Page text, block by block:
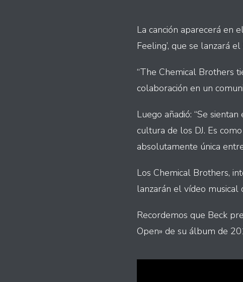
La canción aparecerá en
Feeling’, que se lanzará
“The Chemical Brothers
colaboración en un
Luego añadió: “Se
cultura de los DJ. Es
absolutamente única
Los Chemical Brothers,
lanzarán el vídeo musical
Recordemos que Beck
Open» de su álbum de